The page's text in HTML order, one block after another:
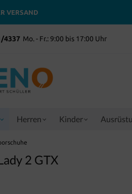
VERSAND
4337 Mo. - Fr.: 9:00 bis 17:00 Uhr
Herren Kinder
2 GTX